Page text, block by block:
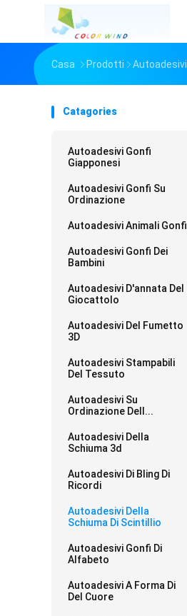
Casa Prodotti
Catagories
Autoadesivi Gonfi
Giapponesi
Autoadesivi Gonfi Su
Ordinazione
Autoadesivi Animali Gonfi
Autoadesivi Gonfi Dei
Bambini
Autoadesivi D'annata Del
Giocattolo
Autoadesivi Del Fumetto
3D
Autoadesivi Stampabili
Del Tessuto
Autoadesivi Su
Ordinazione Dell...
Autoadesivi Della
Schiuma 3d
Autoadesivi Di Bling Di
Ricordi
Autoadesivi Della
Schiuma Di Scintillio
Autoadesivi Gonfi Di
Alfabeto
Autoadesivi A Forma Di
Del Cuore